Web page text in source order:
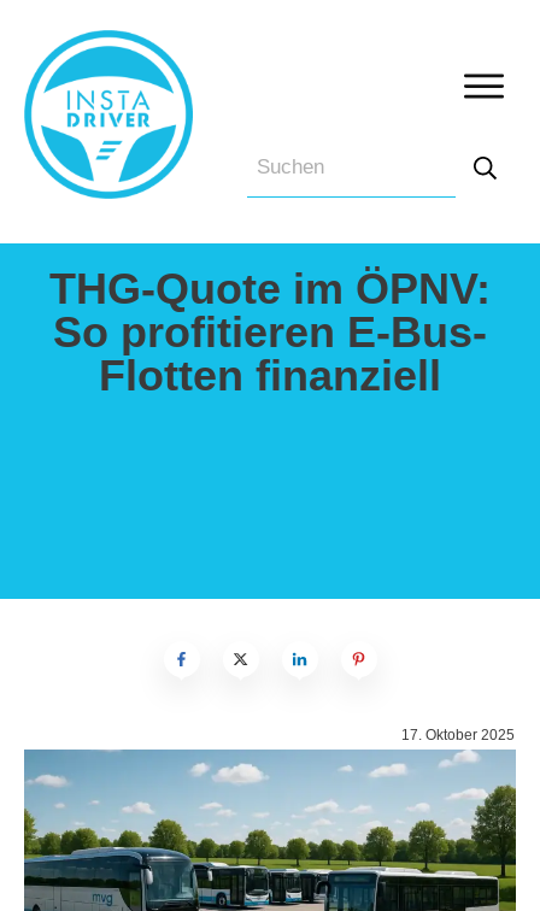
THG-Quote im ÖPNV:
So profitieren E-Bus-
Flotten finanziell
17. Oktober 2025